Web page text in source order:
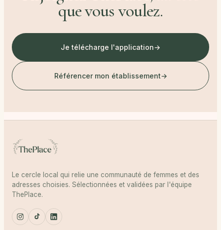
que vous voulez.
Je télécharge l'application→
Référencer mon établissement→
Le cercle local qui relie une communauté de femmes et des
adresses choisies. Sélectionnées et validées par l'équipe
ThePlace.